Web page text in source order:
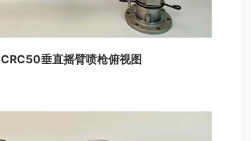
CRC50垂直摇臂喷枪俯视图